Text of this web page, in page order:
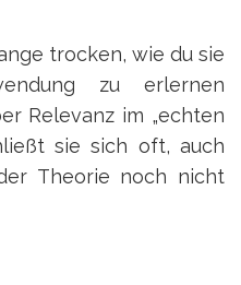
trocken, wie du sie
zu erlernen
Relevanz im „echten
sie sich oft, auch
Theorie noch nicht